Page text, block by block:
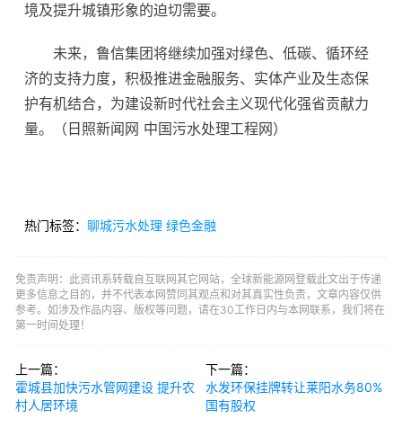
境及提升城镇形象的迫切需要。
未来，鲁信集团将继续加强对绿色、低碳、循环经
济的支持力度，积极推进金融服务、实体产业及生态保
护有机结合，为建设新时代社会主义现代化强省贡献力
量。（日照新闻网 中国污水处理工程网）
热门标签： 聊城污水处理 绿色金融
免责声明：此资讯系转载自互联网其它网站，全球新能源网登载此文出于传递
更多信息之目的，并不代表本网赞同其观点和对其真实性负责，文章内容仅供
参考。如涉及作品内容、版权等问题，请在30工作日内与本网联系，我们将在
第一时间处理！
上一篇：
霍城县加快污水管网建设 提升农
村人居环境
下一篇：
水发环保挂牌转让莱阳水务80%
国有股权